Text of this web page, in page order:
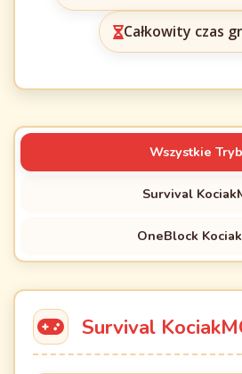
Całkowity czas
Wszystkie
Survival
OneBlock
Survival